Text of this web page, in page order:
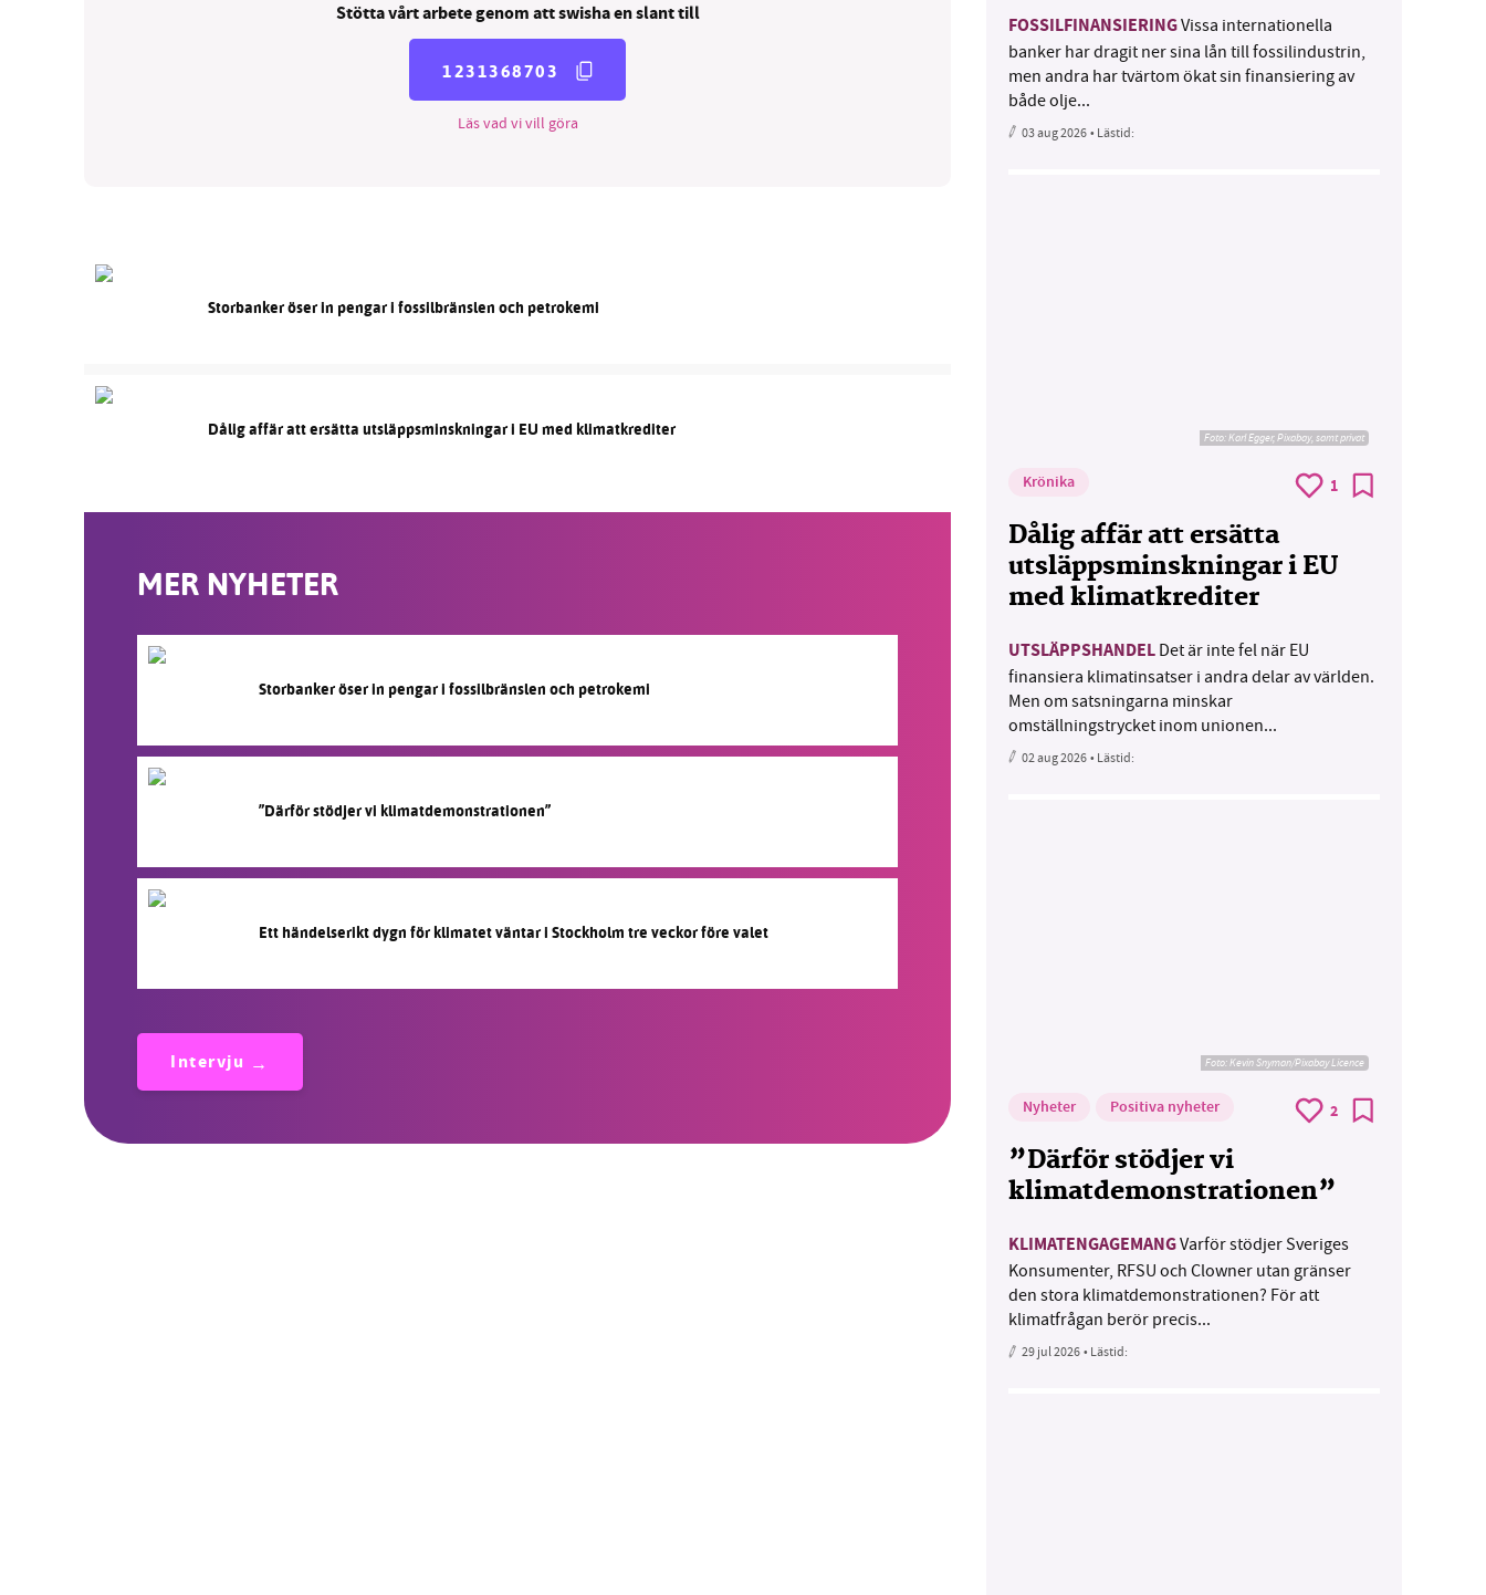
Stötta vårt arbete genom att swisha en slant till
1231368703
Läs vad vi vill göra
Storbanker öser in pengar i fossilbränslen och petrokemi
Dålig affär att ersätta utsläppsminskningar i EU med klimatkrediter
MER NYHETER
Storbanker öser in pengar i fossilbränslen och petrokemi
”Därför stödjer vi klimatdemonstrationen”
Ett händelserikt dygn för klimatet väntar i Stockholm tre veckor före valet
Intervju
FOSSILFINANSIERINGVissa internationella
banker har dragit ner sina lån till fossilindustrin,
men andra har tvärtom ökat sin finansiering av
både olje...
03 aug 2026• Lästid:
Foto: Karl Egger, Pixabay, samt privat
Krönika 1
Dålig affär att ersätta
utsläppsminskningar i EU
med klimatkrediter
UTSLÄPPSHANDEL Det är inte fel när EU
finansiera klimatinsatser i andra delar av världen.
Men om satsningarna minskar
omställningstrycket inom unionen...
02 aug 2026• Lästid:
Foto:Kevin Snyman/Pixabay Licence
Nyheter Positiva nyheter 2
”Därför stödjer vi
klimatdemonstrationen”
KLIMATENGAGEMANGVarför stödjer Sveriges
Konsumenter, RFSU och Clowner utan gränser
den stora klimatdemonstrationen? För att
klimatfrågan berör precis...
29 jul 2026• Lästid: